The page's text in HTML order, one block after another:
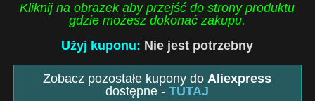
Kliknij na obrazek aby przejść do strony produktu
gdzie możesz dokonać zakupu.
Użyj kuponu: Nie jest potrzebny
Zobacz pozostałe kupony doAliexpress
dostępne -TUTAJ